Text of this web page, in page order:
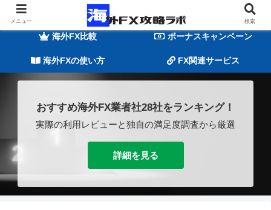
海外FXの基礎知識
海外FX比較 ボーナスキャンペーン
海外FXの使い方 FX関連サービス
おすすめ海外FX業者社28社をランキング！
実際の利用レビューと独自の満足度調査から厳選
詳細を見る
メニュー 検索